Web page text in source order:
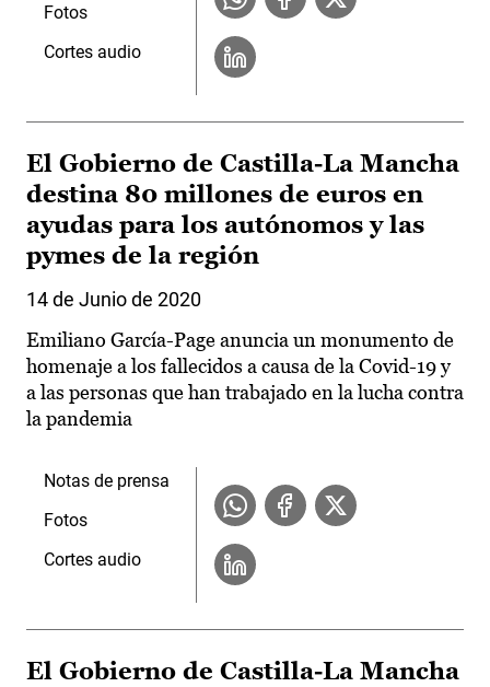
Fotos
Cortes audio
El Gobierno de Castilla-La Mancha
destina 80 millones de euros en
ayudas para los autónomos y las
pymes de la región
14 de Junio de 2020
Emiliano García-Page anuncia un monumento de
homenaje a los fallecidos a causa de la Covid-19 y
a las personas que han trabajado en la lucha contra
la pandemia
Notas de prensa
Fotos
Cortes audio
El Gobierno de Castilla-La Mancha